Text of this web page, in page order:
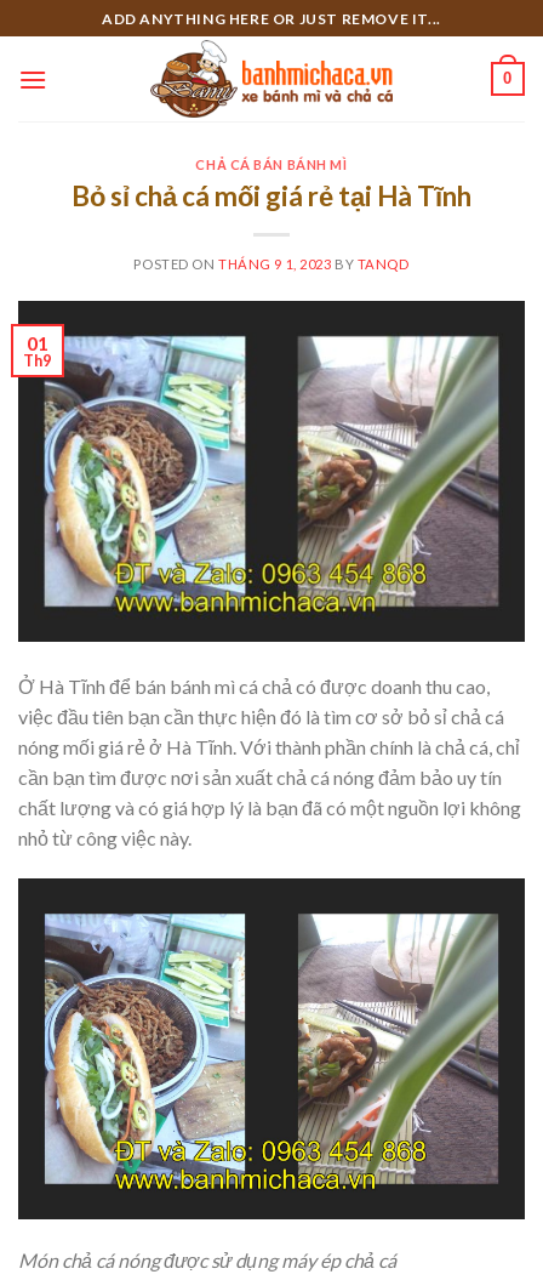
to
content
ADD ANYTHING HERE OR JUST REMOVE IT...
0
CHẢ CÁ BÁN BÁNH MÌ
Bỏ sỉ chả cá mối giá rẻ tại Hà Tĩnh
POSTED ONTHÁNG 9 1, 2023 BY TANQD
01
Th9
Ở Hà Tĩnh để bán bánh mì cá chả có được doanh thu cao,
việc đầu tiên bạn cần thực hiện đó là tìm cơ sở bỏ sỉ chả cá
nóng mối giá rẻ ở Hà Tĩnh. Với thành phần chính là chả cá, chỉ
cần bạn tìm được nơi sản xuất chả cá nóng đảm bảo uy tín
chất lượng và có giá hợp lý là bạn đã có một nguồn lợi không
nhỏ từ công việc này.
Món chả cá nóng được sử dụng máy ép chả cá